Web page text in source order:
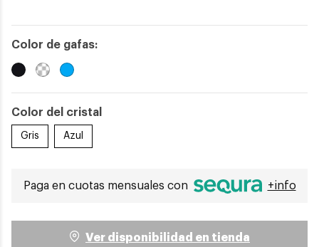
Color de gafas:
Color del cristal
Gris Azul
Paga en cuotas mensuales con +info
Ver disponibilidad en tienda